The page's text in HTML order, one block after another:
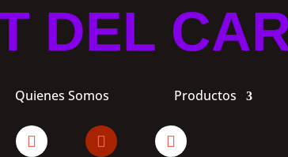
DEL
Quienes Somos Productos